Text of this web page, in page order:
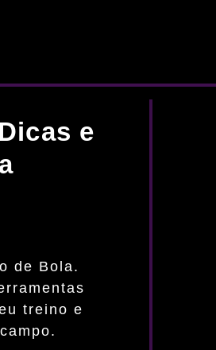
e
de Bola.
treino e